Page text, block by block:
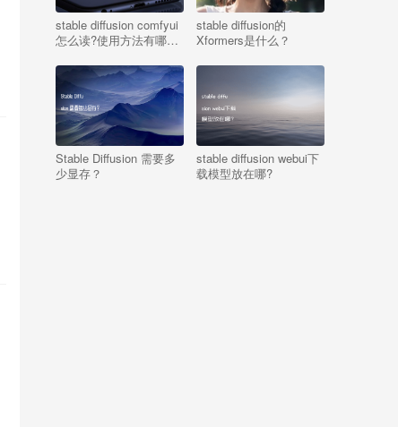
stable diffusion comfyui
怎么读?使用方法有哪
stable diffusion的
Xformers是什么？
Stable Diffusion 需要多
少显存？
stable diffusion webui下
载模型放在哪?